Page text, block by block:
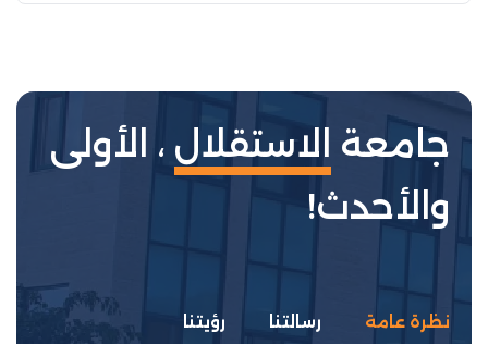
جامعة الاستقلال ، الأولى
والأحدث!
نظرة عامة رسالتنا رؤيتنا